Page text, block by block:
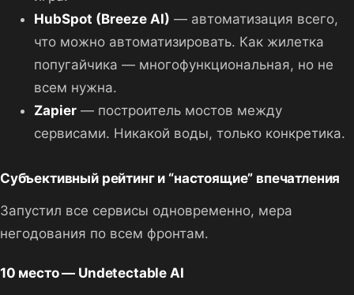
HubSpot (Breeze AI) — автоматизация всего,
что можно автоматизировать. Как жилетка
попугайчика — многофункциональная, но не
всем нужна.
Zapier— построитель мостов между
сервисами. Никакой воды, только конкретика.
Субъективный рейтинг и “настоящие” впечатления
Запустил все сервисы одновременно, мера
негодования по всем фронтам.
10 место — Undetectable AI